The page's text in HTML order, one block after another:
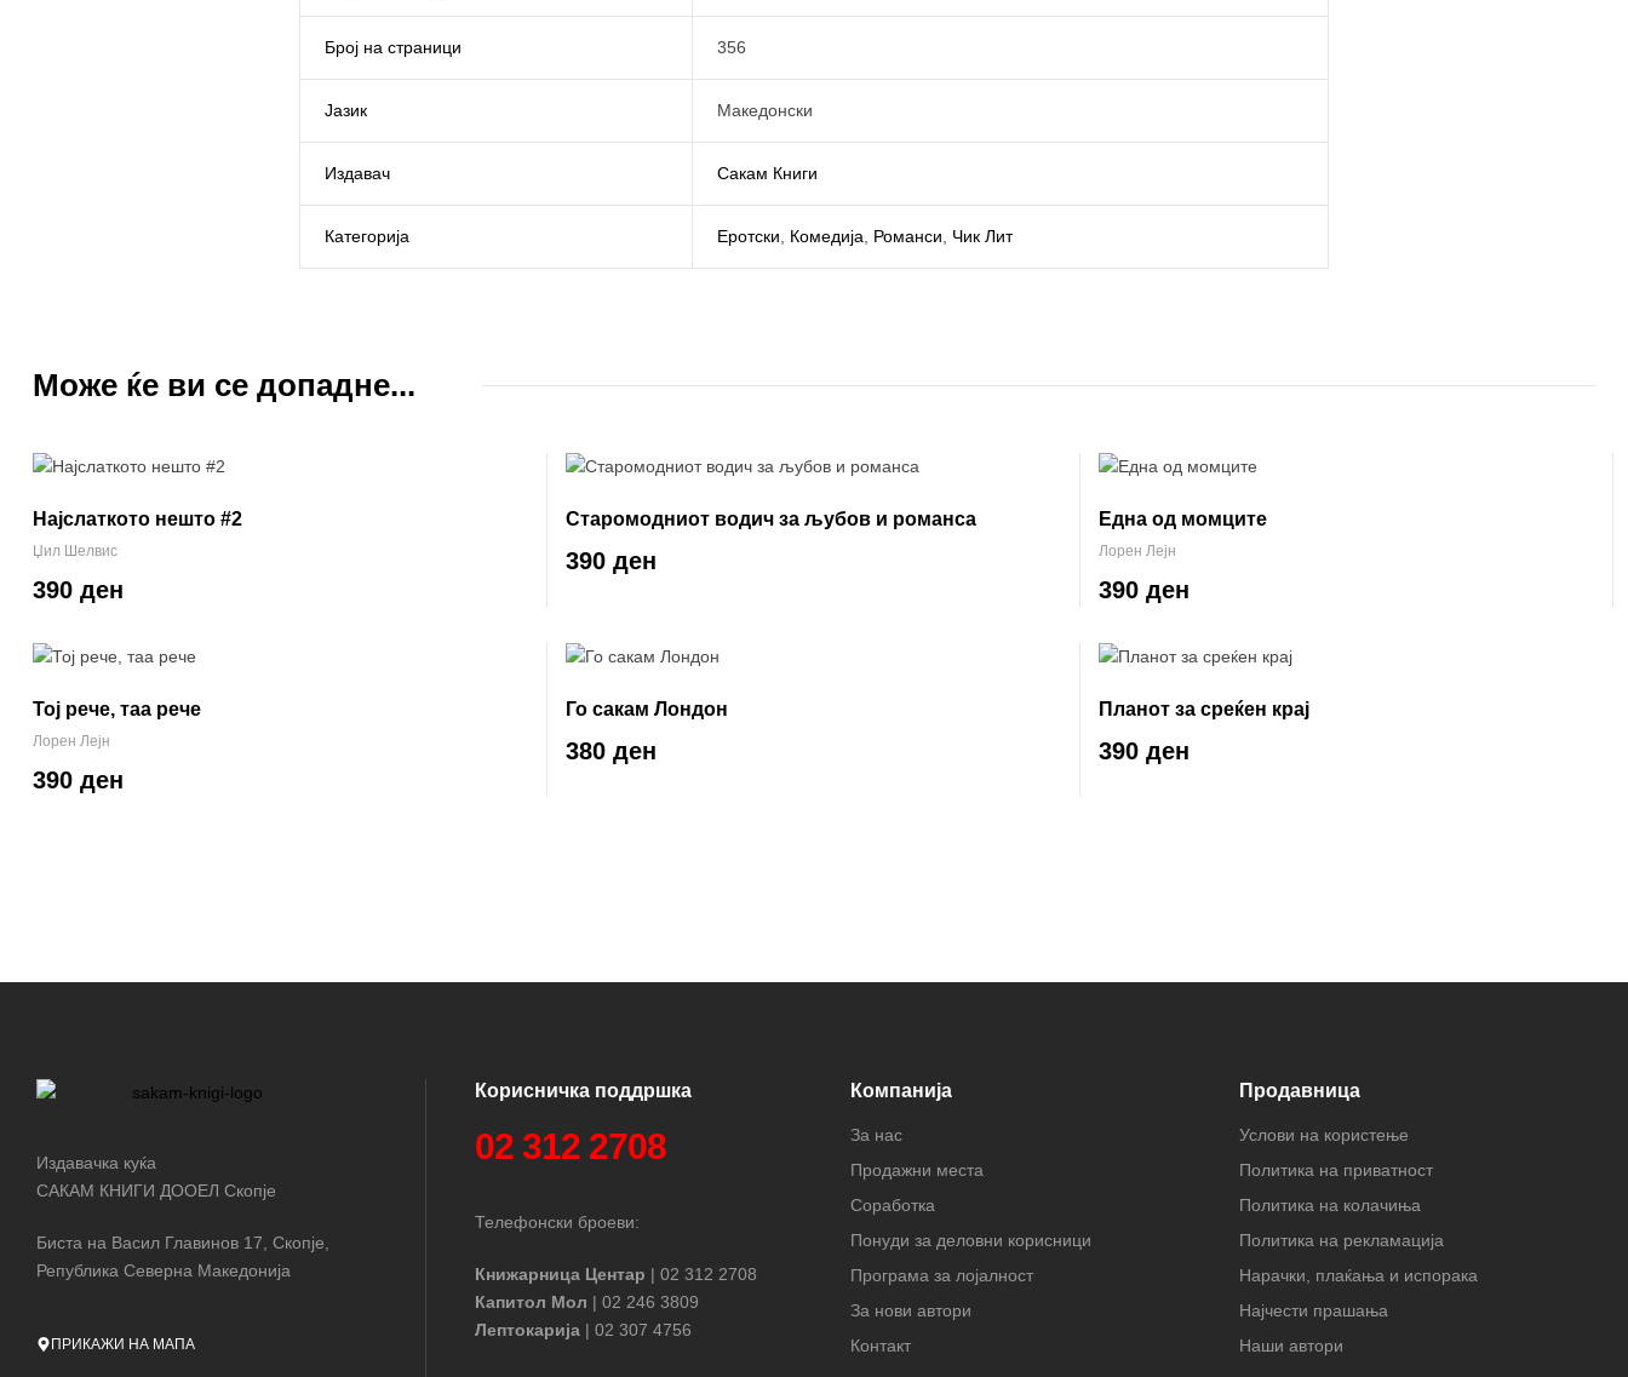
Број на страници 356
Јазик Македонски
Издавач Сакам Книги
Категорија Еротски, Комедија, Романси, Чик Лит
Може ќе ви се допадне...
Најслаткото нешто #2
Џил Шелвис
390 ден
Старомодниот водич за љубов и романса
390 ден
Една од момците
Лорен Лејн
390 ден
Тој рече, таа рече
Лорен Лејн
390 ден
Го сакам Лондон
380 ден
Планот за среќен крај
390 ден
Издавачка куќа
САКАМ КНИГИ ДООЕЛ Скопје
Биста на Васил Главинов 17, Скопје,
Република Северна Македонија
ПРИКАЖИ НА МАПА
Корисничка поддршка
02 312 2708
Телефонски броеви:
Книжарница Центар | 02 312 2708
Капитол Мол | 02 246 3809
Лептокарија | 02 307 4756
Компанија
За нас
Продажни места
Соработка
Понуди за деловни корисници
Програма за лојалност
За нови автори
Контакт
Продавница
Услови на користење
Политика на приватност
Политика на колачиња
Политика на рекламација
Нарачки, плаќања и испорака
Најчести прашања
Наши автори